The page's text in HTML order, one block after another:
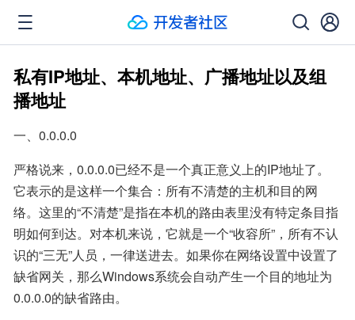
私有IP地址、本机地址、广播地址以及组
播地址
一、0.0.0.0
严格说来，0.0.0.0已经不是一个真正意义上的IP地址了。
它表示的是这样一个集合：所有不清楚的主机和目的网
络。这里的“不清楚”是指在本机的路由表里没有特定条目指
明如何到达。对本机来说，它就是一个“收容所”，所有不认
识的“三无”人员，一律送进去。如果你在网络设置中设置了
缺省网关，那么Windows系统会自动产生一个目的地址为
0.0.0.0的缺省路由。